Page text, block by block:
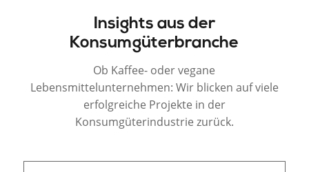
Insights aus der
Konsumgüterbranche
Ob Kaffee- oder vegane
Lebensmittelunternehmen: Wir blicken auf viele
erfolgreiche Projekte in der
Konsumgüterindustrie zurück.